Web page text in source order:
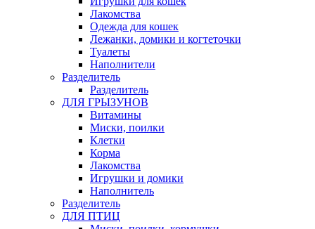
Лакомства
Одежда для кошек
Лежанки, домики и когтеточки
Туалеты
Наполнители
Pазделитель
Разделитель
ДЛЯ ГРЫЗУНОВ
Витамины
Миски, поилки
Клетки
Корма
Лакомства
Игрушки и домики
Наполнитель
Разделитель
ДЛЯ ПТИЦ